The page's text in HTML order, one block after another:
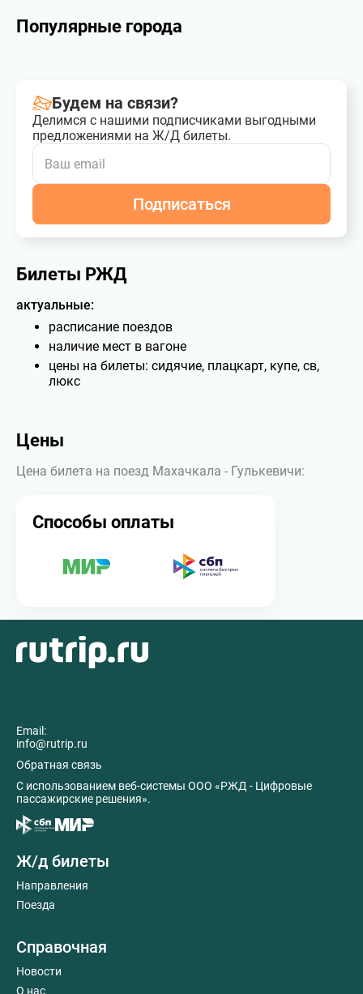
Популярные города
Будем на связи?
Делимся с нашими подписчиками выгодными
предложениями на Ж/Д билеты.
Подписаться
Билеты РЖД
актуальные:
расписание поездов
наличие мест в вагоне
цены на билеты: сидячие, плацкарт, купе, св,
люкс
Цены
Цена билета на поезд Махачкала - Гулькевичи:
Способы оплаты
Email:
info@rutrip.ru
Обратная связь
C использованием веб-системы ООО «РЖД - Цифровые
пассажирские решения».
Ж/д билеты
Направления
Поезда
Справочная
Новости
О нас